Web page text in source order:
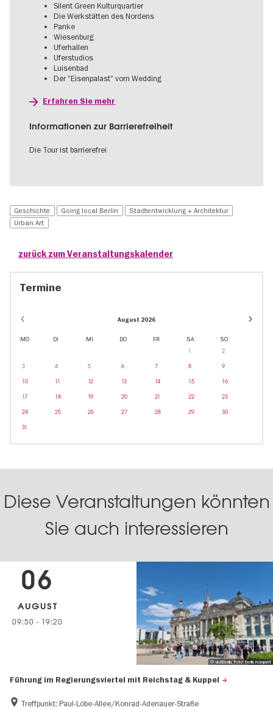
Silent Green Kulturquartier
Die Werkstätten des Nordens
Panke
Wiesenburg
Uferhallen
Uferstudios
Luisenbad
Der "Eisenpalast" vom Wedding
Erfahren Sie mehr
Informationen zur Barrierefreiheit
Die Tour ist barrierefrei
Geschichte Going local Berlin
Stadtentwicklung + Architektur
Urban Art
zurück zum Veranstaltungskalender
Termine
August 2026
Event
MO DI MI DO FR SA SO
1 2
3 4 5 6 7 8 9
10 11 12 13 14 15 16
17 18 19 20 21 22 23
24 25 26 27 28 29 30
31
Diese Veranstaltungen könnten
Sie auch interessieren
Führung im Regierungsviertel mit Reichstag & Kuppel
Treffpunkt: Paul-Löbe-Allee/Konrad-Adenauer-Straße
06
AUGUST
09:50 - 19:20
© visitBerlin, Foto: Berlin Kompakt